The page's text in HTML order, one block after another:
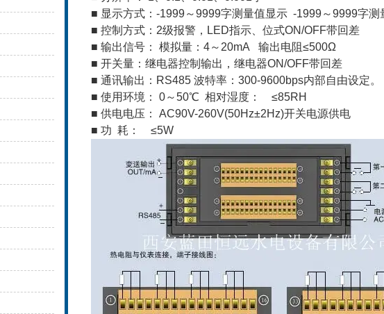
■ 显示方式：-1999～9999字测量值显示 -1999～9999字测
■ 控制方式：2级报警，LED指示、位式ON/OFF带回差
■ 输出信号： 模拟量：4～20mA 输出电阻≤500Ω
■ 开关量：继电器控制输出，继电器ON/OFF带回差
■ 通讯输出：RS485 波特率：300-9600bps内部自由设定。
■ 使用环境： 0～50℃ 相对湿度： ≤85RH
■ 供电电压： AC90V-260V(50Hz±2Hz)开关电源供电
■ 功 耗： ≤5W